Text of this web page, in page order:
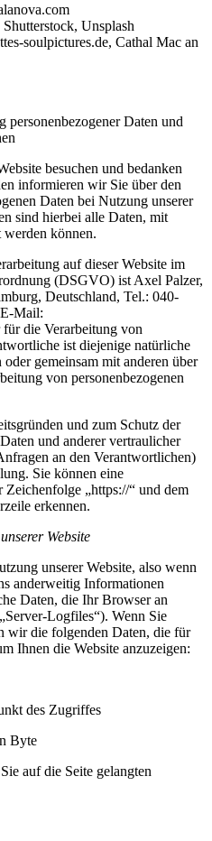
Unsplash
soulpictures.de, Cathal Mac an
Daten und
besuchen und bedanken
informieren wir Sie über den
Daten bei Nutzung unserer
sind hierbei alle Daten, mit
können.
auf dieser Website im
(DSGVO) ist Axel Palzer,
Deutschland, Tel.: 040-
Mail:
die Verarbeitung von
ist diejenige natürliche
gemeinsam mit anderen über
von personenbezogenen
und zum Schutz der
und anderer vertraulicher
an den Verantwortlichen)
Sie können eine
Zeichenfolge „https://“ und dem
erkennen.
Website
unserer Website, also wenn
anderweitig Informationen
Daten, die Ihr Browser an
Logfiles“). Wenn Sie
wir die folgenden Daten, die für
Ihnen die Website anzuzeigen:
des Zugriffes
Byte
auf die Seite gelangten